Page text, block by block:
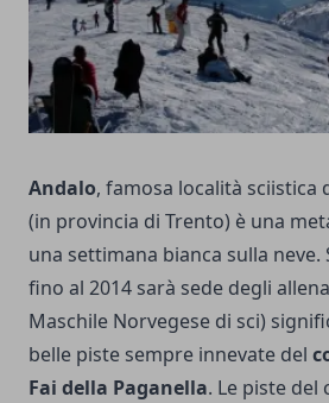
Andalo, famosa località sciistica
(in provincia di Trento) è una
una settimana bianca sulla neve.
fino al 2014 sarà sede degli
Maschile Norvegese di sci)
belle piste sempre innevate del
Fai della Paganella. Le piste